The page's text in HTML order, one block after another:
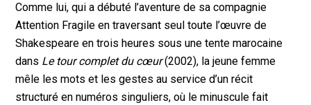
Comme lui, qui a débuté l’aventure de sa compagnie
Attention Fragile en traversant seul toute l’œuvre de
Shakespeare en trois heures sous une tente marocaine
dans Le tour complet du cœur(2002), la jeune femme
mêle les mots et les gestes au service d’un récit
structuré en numéros singuliers, où le minuscule fait